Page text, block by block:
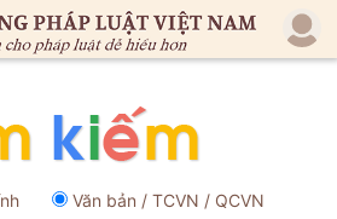
Văn bản / TCVN / QCVN